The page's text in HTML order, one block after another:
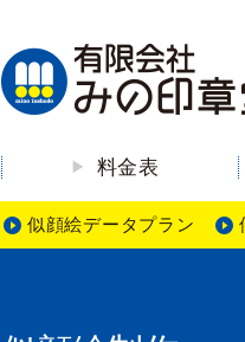
料金表
似顔絵データプラン